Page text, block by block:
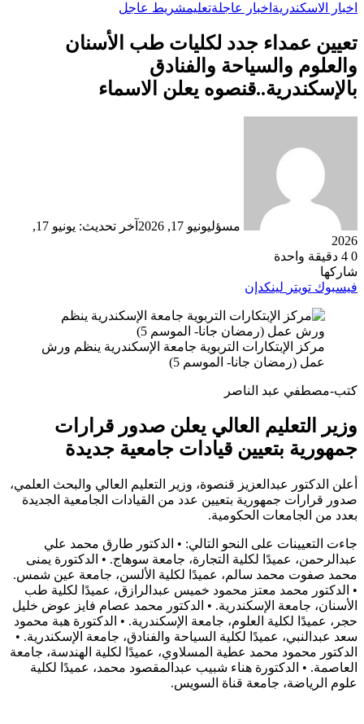
اخبار الاسكندرية اخبار عاجلةتعليمشريط عاجل
تعيين عمداء جدد لكليات طب الأسنان
والعلوم والسياحة والفنادق
بالإسكندرية..قنصوه يعلن الاسماء
مسؤليونيو 17, 2026
آخر تحديث: يونيو 17,
2026
0
دقيقة واحدة
شاركها
فيسبوك تويتر لينكدإن
مركز الإبتكارات التربوية جامعة الإسكندرية ينظم ورش
عمل (رمضان جانا- الموسم 5)
كتب-مصطفي عبد الناصر
وزير التعليم العالي يعلن صدور قرارات
جمهورية بتعيين قيادات جامعية جديدة
أعلن الدكتور عبدالعزيز قنصوة، وزير التعليم العالي والبحث العلمي،
صدور قرارات جمهورية بتعيين عدد من القيادات الجامعية الجديدة
بعدد من الجامعات الحكومية.
جاءت التعيينات على النحو التالي: • الدكتور طارق محمد علي
عبدالرحمن، عميدًا لكلية التجارة، جامعة سوهاج. • الدكتورة يمنى
محمد صفوت محمد سالم، عميدًا لكلية الألسن، جامعة عين شمس.
• الدكتور محمد معتز محمود خميس عبدالرازق، عميدًا لكلية طب
الأسنان، جامعة الإسكندرية. • الدكتور محمد عصام فايز عوض خليل
حجر، عميدًا لكلية العلوم، جامعة الإسكندرية. • الدكتورة هبة محمود
سعد عبدالنبي، عميدًا لكلية السياحة والفنادق، جامعة الإسكندرية. •
الدكتور محمود محمد عطية المسلاوي، عميدًا لكلية الهندسة، جامعة
العاصمة. • الدكتورة هناء شبيب عبدالمقصود محمد، عميدًا لكلية
علوم الرياضة، جامعة قناة السويس.